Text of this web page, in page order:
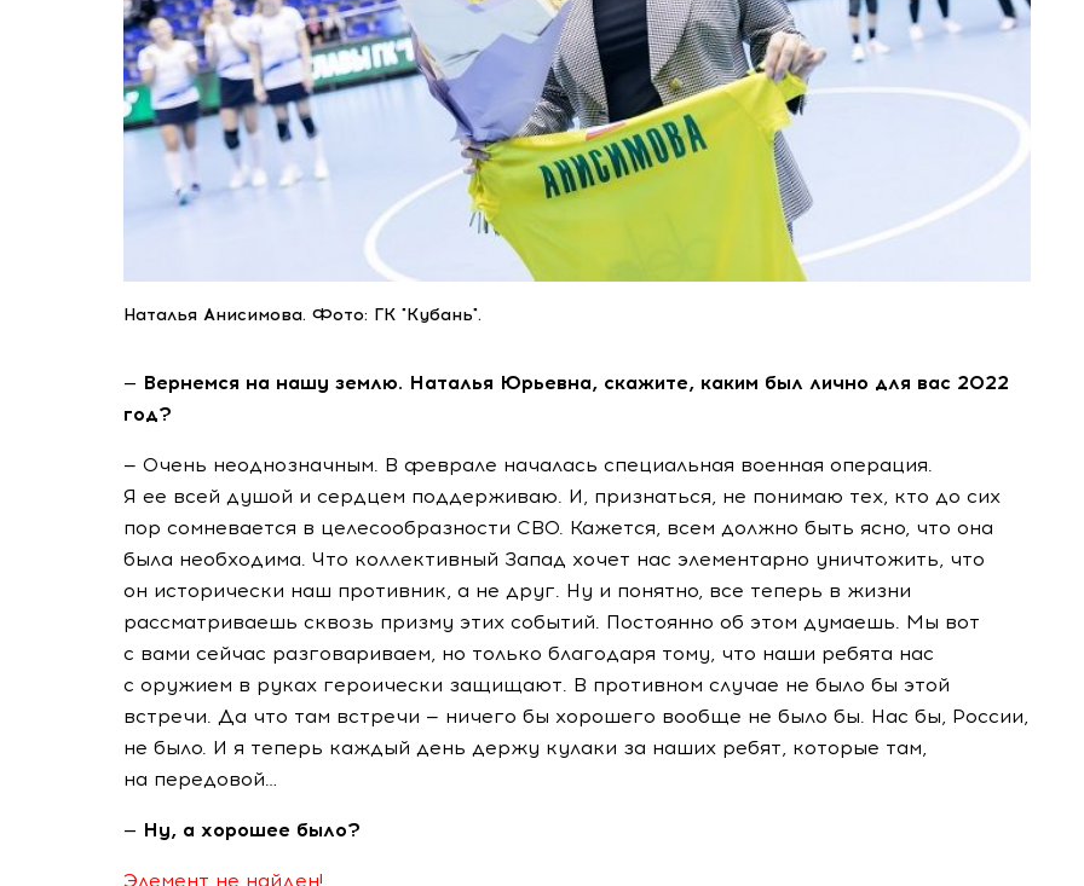
Наталья Анисимова. Фото: ГК "Кубань".
— Вернемся на нашу землю. Наталья Юрьевна, скажите, каким был лично для вас 2022
год?
— Очень неоднозначным. В феврале началась специальная военная операция.
Я ее всей душой и сердцем поддерживаю. И, признаться, не понимаю тех, кто до сих
пор сомневается в целесообразности СВО. Кажется, всем должно быть ясно, что она
была необходима. Что коллективный Запад хочет нас элементарно уничтожить, что
он исторически наш противник, а не друг. Ну и понятно, все теперь в жизни
рассматриваешь сквозь призму этих событий. Постоянно об этом думаешь. Мы вот
с вами сейчас разговариваем, но только благодаря тому, что наши ребята нас
с оружием в руках героически защищают. В противном случае не было бы этой
встречи. Да что там встречи — ничего бы хорошего вообще не было бы. Нас бы, России,
не было. И я теперь каждый день держу кулаки за наших ребят, которые там,
на передовой…
— Ну, а хорошее было?
Элемент не найден!